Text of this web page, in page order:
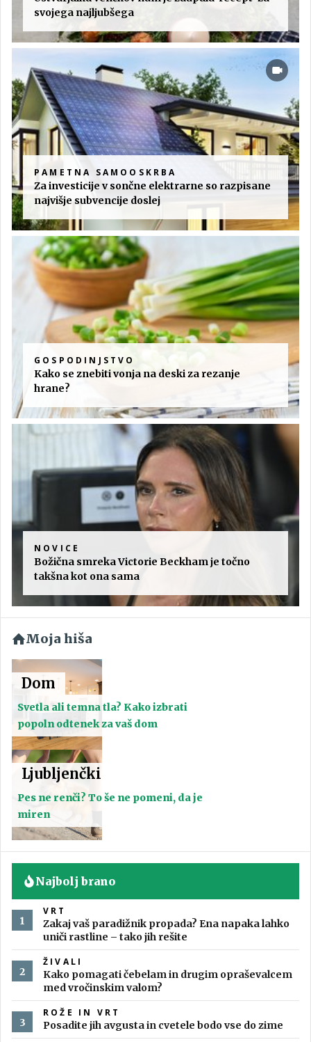
svojega najljubšega
PAMETNA SAMOOSKRBA
Za investicije v sončne elektrarne so razpisane
najvišje subvencije doslej
GOSPODINJSTVO
Kako se znebiti vonja na deski za rezanje
hrane?
NOVICE
Božična smreka Victorie Beckham je točno
takšna kot ona sama
Moja hiša
Dom
Svetla ali temna tla? Kako izbrati
popoln odtenek za vaš dom
Ljubljenčki
Pes ne renči? To še ne pomeni, da je
miren
Najbolj brano
VRT
Zakaj vaš paradižnik propada? Ena napaka lahko
uniči rastline – tako jih rešite
ŽIVALI
Kako pomagati čebelam in drugim opraševalcem
med vročinskim valom?
ROŽE IN VRT
Posadite jih avgusta in cvetele bodo vse do zime